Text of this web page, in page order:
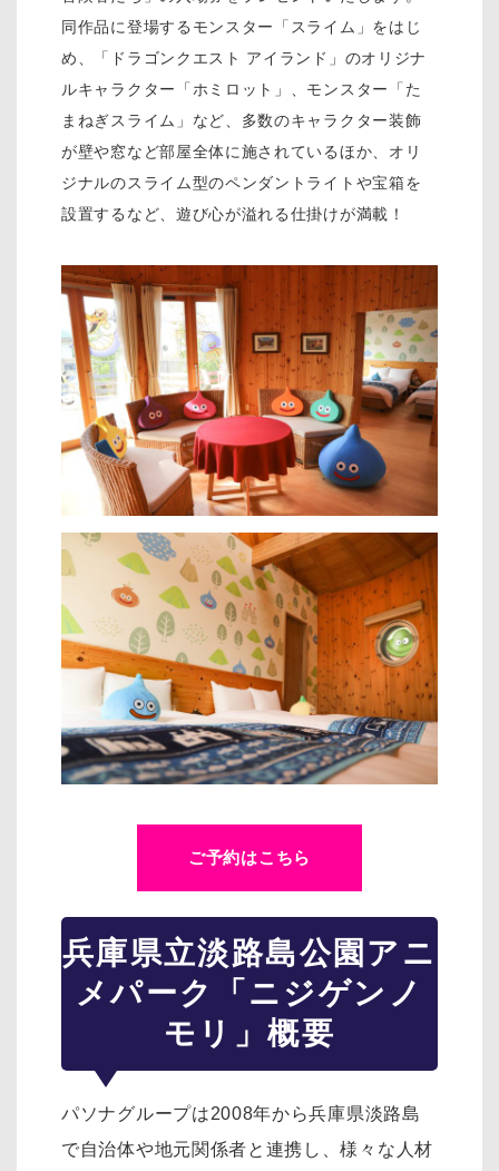
同作品に登場するモンスター「スライム」をはじ
め、「ドラゴンクエスト アイランド」のオリジナ
ルキャラクター「ホミロット」、モンスター「た
まねぎスライム」など、多数のキャラクター装飾
が壁や窓など部屋全体に施されているほか、オリ
ジナルのスライム型のペンダントライトや宝箱を
設置するなど、遊び心が溢れる仕掛けが満載！
ご予約はこちら
兵庫県立淡路島公園アニ
メパーク「ニジゲンノ
モリ」概要
パソナグループは2008年から兵庫県淡路島
で自治体や地元関係者と連携し、様々な人材